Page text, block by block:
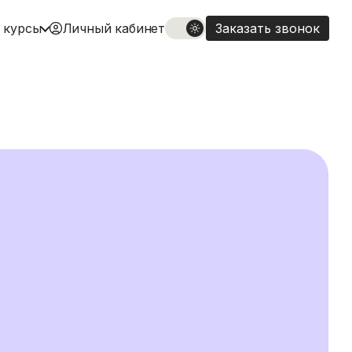
Личный кабинет Заказать звонок